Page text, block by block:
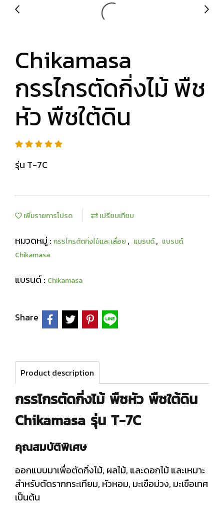
Chikamasa
กรรไกรตัดกิ่งไม้ พืช
หัว พืชใต้ดิน
รุ่น T-7C
เพิ่มรายการโปรด เปรียบเทียบ
หมวดหมู่ : กรรไกรตัดกิ่งไม้เเละเลื่อย , แบรนด์, แบรนด์
Chikamasa
แบรนด์ : Chikamasa
Share
Product description
กรรไกรตัดกิ่งไม้ พืชหัว พืชใต้ดิน
Chikamasa รุ่น T-7C
คุณสมบัติพิเศษ
ออกแบบมาเพื่อตัดกิ่งไม้, ผลไม้, และดอกไม้ และเหมาะ
สำหรับตัดรากกระเทียม, หัวหอม, มะเขือม่วง, มะเขือเทศ
เป็นต้น